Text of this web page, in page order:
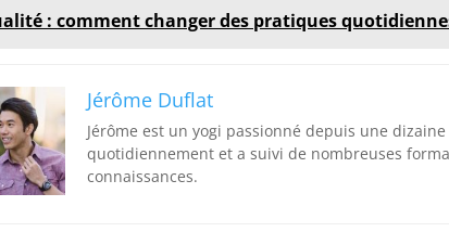
: comment changer des pratiques
Jérôme Duflat
Jérôme est un yogi passionné depuis une
quotidiennement et a suivi de nombreuses
connaissances.